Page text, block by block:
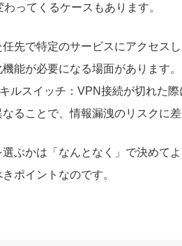
ってくるケースもあります。
先で特定のサービスにアクセス
能が必要になる場面があります
ルスイッチ：VPN接続が切れた
ることで、情報漏洩のリスクに
ぶかは「なんとなく」で決めて
ポイントなのです。